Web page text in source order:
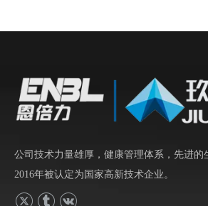
公司技术力量雄厚，健康管理体系，先进的
2016年被认定为国家高新技术企业。